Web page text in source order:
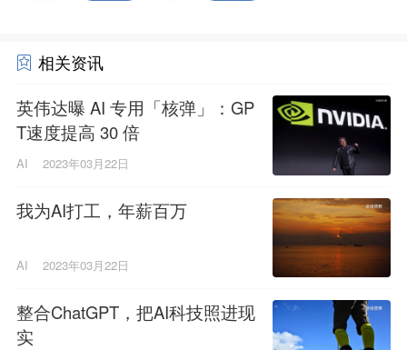
相关资讯
英伟达曝 AI 专用「核弹」：GP
T速度提高 30 倍
AI 2023年03月22日
我为AI打工，年薪百万
AI 2023年03月22日
整合ChatGPT，把AI科技照进现
实